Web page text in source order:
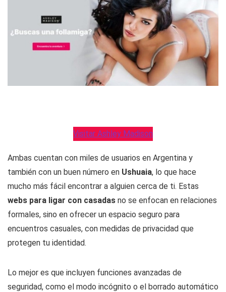
Visitar Ashley Madison
Ambas cuentan con miles de usuarios en Argentina y
también con un buen número en Ushuaia, lo que hace
mucho más fácil encontrar a alguien cerca de ti. Estas
webs para ligar con casadas no se enfocan en relaciones
formales, sino en ofrecer un espacio seguro para
encuentros casuales, con medidas de privacidad que
protegen tu identidad.
Lo mejor es que incluyen funciones avanzadas de
seguridad, como el modo incógnito o el borrado automático